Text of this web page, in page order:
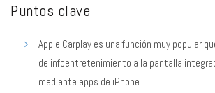
Puntos clave
Apple Carplay es una función muy popular
de infoentretenimiento a la pantalla
mediante apps de iPhone.